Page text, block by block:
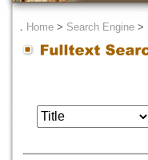
． Home > Search Engine >